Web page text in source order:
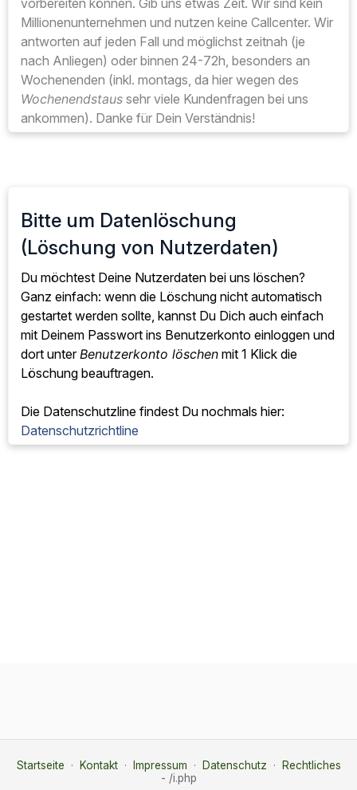
vorbereiten können. Gib uns etwas Zeit. Wir sind kein
Millionenunternehmen und nutzen keine Callcenter. Wir
antworten auf jeden Fall und möglichst zeitnah (je
nach Anliegen) oder binnen 24-72h, besonders an
Wochenenden (inkl. montags, da hier wegen des
Wochenendstaus sehr viele Kundenfragen bei uns
ankommen). Danke für Dein Verständnis!
Bitte um Datenlöschung
(Löschung von Nutzerdaten)
Du möchtest Deine Nutzerdaten bei uns löschen?
Ganz einfach: wenn die Löschung nicht automatisch
gestartet werden sollte, kannst Du Dich auch einfach
mit Deinem Passwort ins Benutzerkonto einloggen und
dort unterBenutzerkonto löschen mit 1 Klick die
Löschung beauftragen.
Die Datenschutzline findest Du nochmals hier:
Datenschutzrichtline
Startseite · Kontakt· Impressum · Datenschutz ·
Rechtliches
- /i.php